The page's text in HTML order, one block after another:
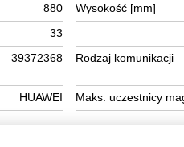
880 Wysokość [mm]
33
39372368 Rodzaj komunikacji
HUAWEI Maks. uczestnicy